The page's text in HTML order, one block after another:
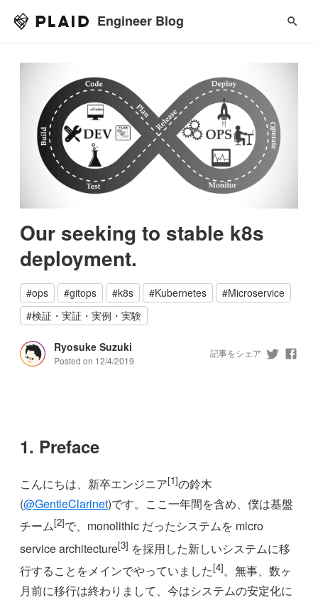
Engineer Blog
Our seeking to stable k8s
deployment.
#ops #gitops #k8s #Kubernetes #Microservice
#検証・実証・実例・実験
Ryosuke Suzuki
Posted on 12/4/2019
記事をシェア
1. Preface
こんにちは、新卒エンジニア[1]の鈴木
(@GentleClarinet)です。ここ一年間を含め、僕は基盤
チーム[2]で、monolithic だったシステムを micro
service architecture[3] を採用した新しいシステムに移
行することをメインでやっていました[4]。無事、数ヶ
月前に移行は終わりまして、今はシステムの安定化に